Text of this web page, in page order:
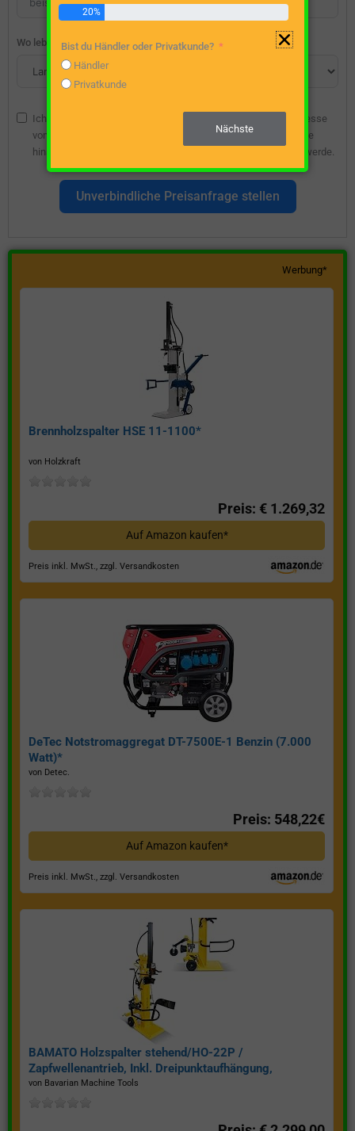
Wo lebst du?
Ich bin damit einverstanden, dass die angegebene E-Mail-Adresse
vom Webseitenbetreiber gespeichert wird, damit ich über diese
hinsichtlich eines unverbindlichen Preisangebots kontaktiert werde.
Unverbindliche Preisanfrage stellen
Werbung*
Brennholzspalter HSE 11-1100*
von Holzkraft
Preis: € 1.269,32
Auf Amazon kaufen*
Preis inkl. MwSt., zzgl. Versandkosten
DeTec Notstromaggregat DT-7500E-1 Benzin (7.000
Watt)*
von Detec.
Preis: 548,22€
Auf Amazon kaufen*
Preis inkl. MwSt., zzgl. Versandkosten
BAMATO Holzspalter stehend/HO-22P /
Zapfwellenantrieb, Inkl. Dreipunktaufhängung,
Spaltkraft 22 Tonnen*
von Bavarian Machine Tools
20%
Bist du Händler oder Privatkunde?
Händler
Privatkunde
Nächste